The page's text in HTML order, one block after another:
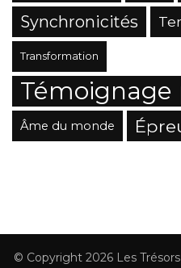
Synchronicités
Transformation
Témoignage
Âme du monde
© Copyright 2026 Les